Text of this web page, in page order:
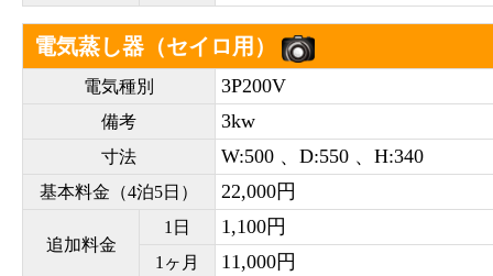
電気蒸し器（セイロ用）
電気種別 3P200V
備考 3kw
寸法 W:500 、D:550 、H:340
基本料金（4泊5日） 22,000円
追加料金
1日 1,100円
1ヶ月 11,000円